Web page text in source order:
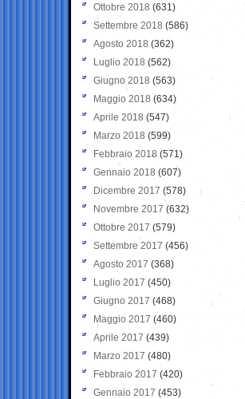
Ottobre 2018 (631)
Settembre 2018 (586)
Agosto 2018 (362)
Luglio 2018 (562)
Giugno 2018 (563)
Maggio 2018 (634)
Aprile 2018 (547)
Marzo 2018 (599)
Febbraio 2018 (571)
Gennaio 2018 (607)
Dicembre 2017 (578)
Novembre 2017 (632)
Ottobre 2017 (579)
Settembre 2017 (456)
Agosto 2017 (368)
Luglio 2017 (450)
Giugno 2017 (468)
Maggio 2017 (460)
Aprile 2017 (439)
Marzo 2017 (480)
Febbraio 2017 (420)
Gennaio 2017 (453)